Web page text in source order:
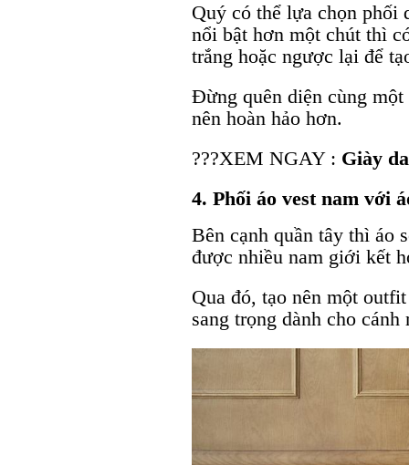
Quý có thể lựa chọn phối
nổi bật hơn một chút thì
trắng hoặc ngược lại để
Đừng quên diện cùng
nên hoàn hảo hơn.
???XEM NGAY : Giày
4. Phối áo vest nam với
Bên cạnh quần tây thì áo
được nhiều nam giới kết
Qua đó, tạo nên một
sang trọng dành cho cánh